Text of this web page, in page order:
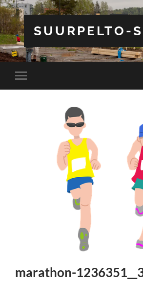
SUURPELTO-
Toggle
mobile
marathon-